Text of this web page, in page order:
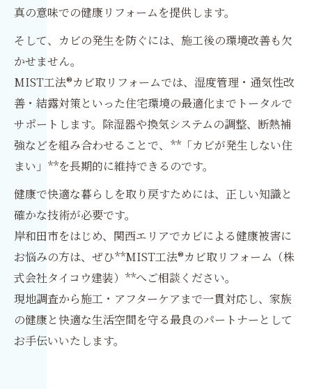
真の意味での健康リフォームを提供します。
そして、カビの発生を防ぐには、施工後の環境改善も欠
かせません。
MIST工法®カビ取リフォームでは、湿度管理・通気性改
善・結露対策といった住宅環境の最適化までトータルで
サポートします。除湿器や換気システムの調整、断熱補
強などを組み合わせることで、**「カビが発生しない住
まい」**を長期的に維持できるのです。
健康で快適な暮らしを取り戻すためには、正しい知識と
確かな技術が必要です。
岸和田市をはじめ、関西エリアでカビによる健康被害に
お悩みの方は、ぜひ**MIST工法®カビ取リフォーム（株
式会社タイコウ建装）**へご相談ください。
現地調査から施工・アフターケアまで一貫対応し、家族
の健康と快適な生活空間を守る最良のパートナーとして
お手伝いいたします。